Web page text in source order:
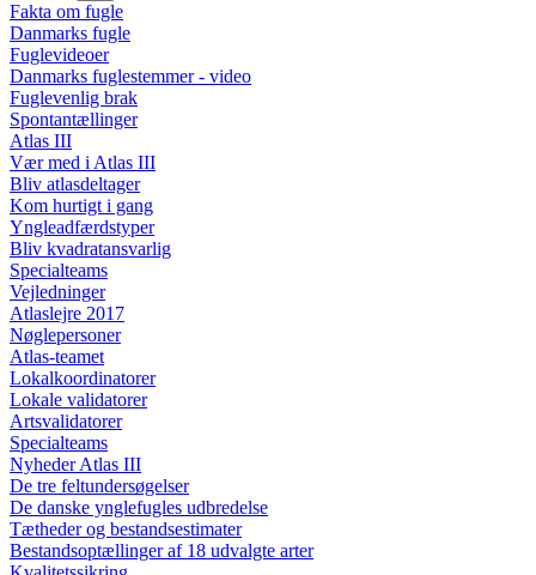
Fakta om fugle
Danmarks fugle
Fuglevideoer
Danmarks fuglestemmer - video
Fuglevenlig brak
Spontantællinger
Atlas III
Vær med i Atlas III
Bliv atlasdeltager
Kom hurtigt i gang
Yngleadfærdstyper
Bliv kvadratansvarlig
Specialteams
Vejledninger
Atlaslejre 2017
Nøglepersoner
Atlas-teamet
Lokalkoordinatorer
Lokale validatorer
Artsvalidatorer
Specialteams
Nyheder Atlas III
De tre feltundersøgelser
De danske ynglefugles udbredelse
Tætheder og bestandsestimater
Bestandsoptællinger af 18 udvalgte arter